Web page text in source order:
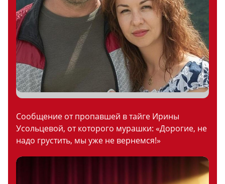
Сообщение от пропавшей в тайге Ирины
Усольцевой, от которого мурашки: «Дорогие, не
надо грустить, мы уже не вернемся!»